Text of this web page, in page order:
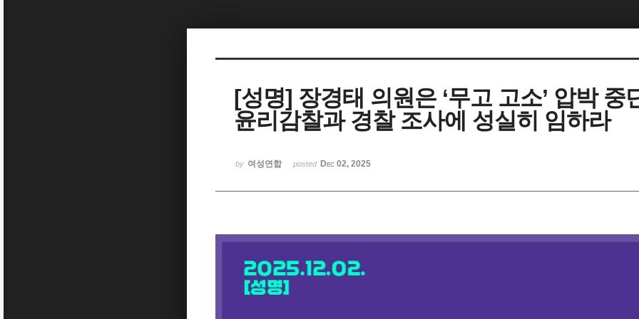
[성명] 장경태 의원은 ‘무고 고소’ 압박 중
윤리감찰과 경찰 조사에 성실히 임하라
by 여성연합 posted Dec 02, 2025
Sketchbook5, 스케치북5
Sketchbook5, 스케치북5